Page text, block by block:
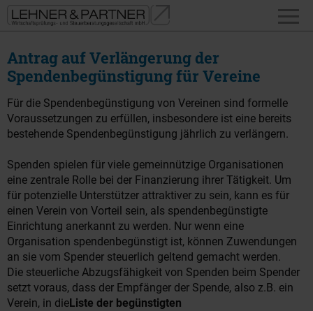
Antrag auf Verlängerung der
Spendenbegünstigung für Vereine
Für die Spendenbegünstigung von Vereinen sind formelle
Voraussetzungen zu erfüllen, insbesondere ist eine bereits
bestehende Spendenbegünstigung jährlich zu verlängern.
Spenden spielen für viele gemeinnützige Organisationen
eine zentrale Rolle bei der Finanzierung ihrer Tätigkeit. Um
für potenzielle Unterstützer attraktiver zu sein, kann es für
einen Verein von Vorteil sein, als spendenbegünstigte
Einrichtung anerkannt zu werden. Nur wenn eine
Organisation spendenbegünstigt ist, können Zuwendungen
an sie vom Spender steuerlich geltend gemacht werden.
Die steuerliche Abzugsfähigkeit von Spenden beim Spender
setzt voraus, dass der Empfänger der Spende, also z.B. ein
Verein, in dieListe der begünstigten